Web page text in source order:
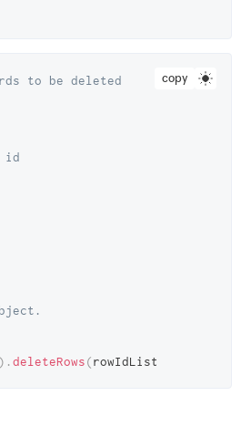
copy
to be deleted
id
) .deleteRows(rowIdList